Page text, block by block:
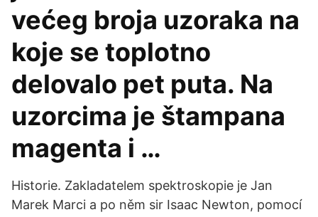
većeg broja uzoraka na
koje se toplotno
delovalo pet puta. Na
uzorcima je štampana
magenta i …
Historie. Zakladatelem spektroskopie je Jan
Marek Marci a po něm sir Isaac Newton, pomocí